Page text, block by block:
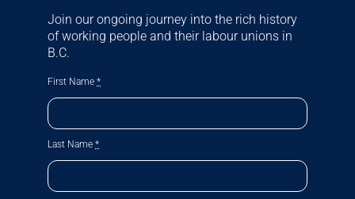
Join our ongoing journey into the rich history
of working people and their labour unions in
B.C.
First Name *
Last Name *